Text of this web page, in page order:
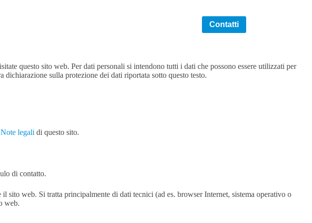
Contatti
questo sito web. Per dati personali si intendono tutti i dati che possono essere utilizzati per
sulla protezione dei dati riportata sotto questo testo.
Note legali di questo sito.
di contatto.
web. Si tratta principalmente di dati tecnici (ad es. browser Internet, sistema operativo o
web.